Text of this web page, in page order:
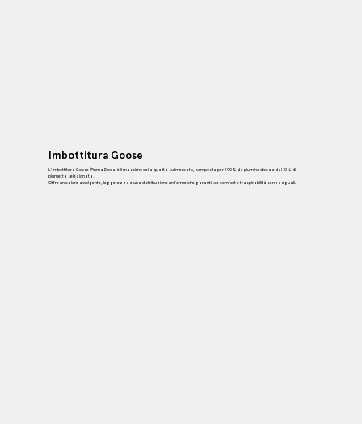
Imbottitura Goose
L'imbottitura Goose (Piuma D’oca) è il massimo della qualità sul mercato, composta per il 90% da piumino d’oca e dal 10% di
piumetta selezionata.
Offre un calore avvolgente, leggerezza e una distribuzione uniforme che garantisce comfort e traspirabilità senza eguali.